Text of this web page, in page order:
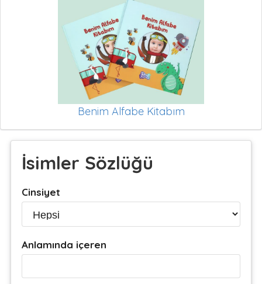
Benim Alfabe Kitabım
İsimler Sözlüğü
Cinsiyet
Anlamında içeren